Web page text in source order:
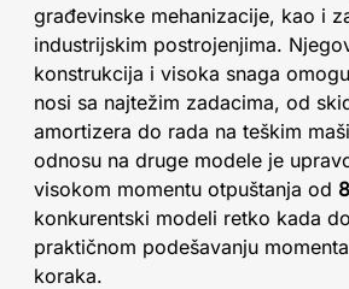
građevinske mehanizacije, kao i
industrijskim postrojenjima.
konstrukcija i visoka snaga
nosi sa najtežim zadacima, od
amortizera do rada na teškim
odnosu na druge modele je
visokom momentu otpuštanja od
konkurentski modeli retko kada
praktičnom podešavanju
koraka.